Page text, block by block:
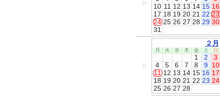
▷
10 11 12 13 14 15 16
17 18 19 20 21 22 23
24 25 26 27 28 29 30
31
▷
２月
月 火 水 木 金 土 日
1 2
3
4
5 6 7 8 9
10
11 12 13 14 15 16 17
18 19 20 21 22 23 24
25 26 27 28